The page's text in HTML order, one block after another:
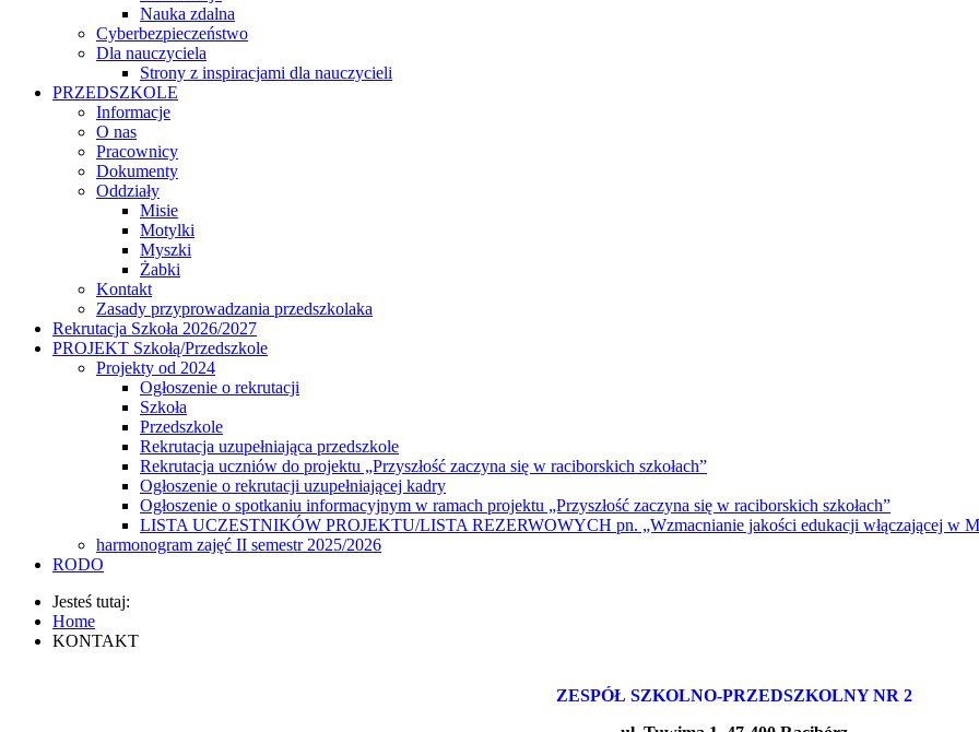
Nauka zdalna
Cyberbezpieczeństwo
Dla nauczyciela
Strony z inspiracjami dla nauczycieli
PRZEDSZKOLE
Informacje
O nas
Pracownicy
Dokumenty
Oddziały
Misie
Motylki
Myszki
Żabki
Kontakt
Zasady przyprowadzania przedszkolaka
Rekrutacja Szkoła 2026/2027
PROJEKT Szkołą/Przedszkole
Projekty od 2024
Ogłoszenie o rekrutacji
Szkoła
Przedszkole
Rekrutacja uzupełniająca przedszkole
Rekrutacja uczniów do projektu „Przyszłość zaczyna się w raciborskich szkołach”
Ogłoszenie o rekrutacji uzupełniającej kadry
Ogłoszenie o spotkaniu informacyjnym w ramach projektu „Przyszłość zaczyna się w raciborskich szkołach”
LISTA UCZESTNIKÓW PROJEKTU/LISTA REZERWOWYCH pn. „Wzmacnianie jakości edukacji włączającej w
harmonogram zajęć II semestr 2025/2026
RODO
Jesteś tutaj:
Home
KONTAKT
ZESPÓŁ SZKOLNO-PRZEDSZKOLNY NR 2